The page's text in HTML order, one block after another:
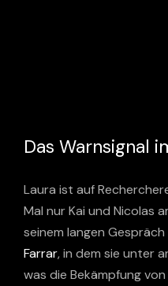
Das Warnsignal
Laura ist auf
Mal nur Kai und Nicolas
seinem langen
Farrar, in dem sie unter
was die Bekämpfung